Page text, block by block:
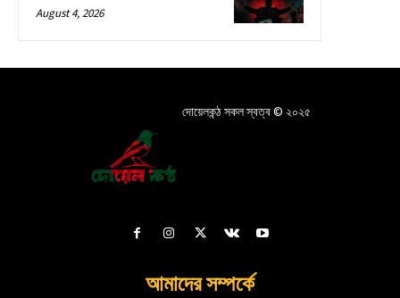
August 4, 2026
দোয়েলকন্ঠ সকল স্বত্ব © ২০২৫
আমাদের সম্পর্কে